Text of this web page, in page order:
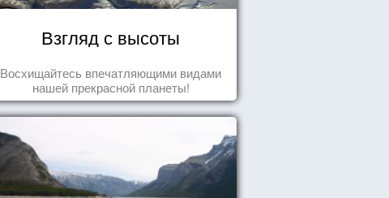
Взгляд с высоты
Восхищайтесь впечатляющими видами
нашей прекрасной планеты!